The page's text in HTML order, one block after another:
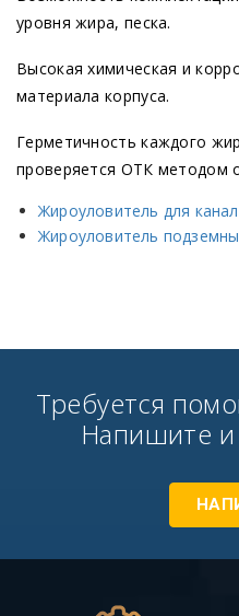
уровня жира, песка.
Высокая химическая и
материала корпуса.
Герметичность каждого
проверяется ОТК методом
Жироуловитель для
Жироуловитель
Требуется
Напишите